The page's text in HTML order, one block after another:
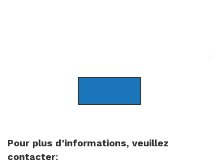
Pour plus d’informations, veuillez
contacter: